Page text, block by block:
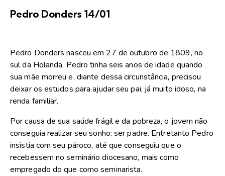
Pedro Donders 14/01
Pedro Donders nasceu em 27 de outubro de 1809, no
sul da Holanda. Pedro tinha seis anos de idade quando
sua mãe morreu e, diante dessa circunstância, precisou
deixar os estudos para ajudar seu pai, já muito idoso, na
renda familiar.
Por causa de sua saúde frágil e da pobreza, o jovem não
conseguia realizar seu sonho: ser padre. Entretanto Pedro
insistia com seu pároco, até que conseguiu que o
recebessem no seminário diocesano, mais como
empregado do que como seminarista.